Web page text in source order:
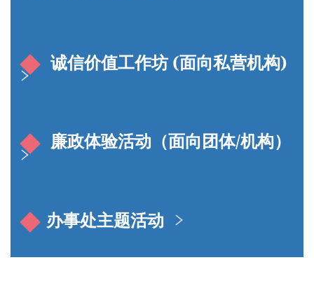
诚信价值工作坊 (面向私营机构)
廉政体验活动（面向团体/机构）
办事处主题活动